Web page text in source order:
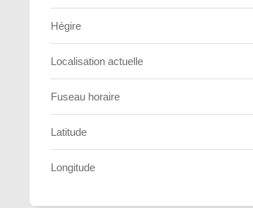
Hégire
Localisation actuelle
Fuseau horaire
Latitude
Longitude